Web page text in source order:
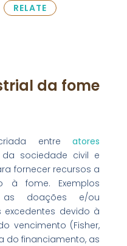
RELATE
da fome
entreatores
sociedade civil e
fornecer recursos a
à fome. Exemplos
doações e/ou
excedentes devido à
vencimento (Fisher,
do financiamento, as